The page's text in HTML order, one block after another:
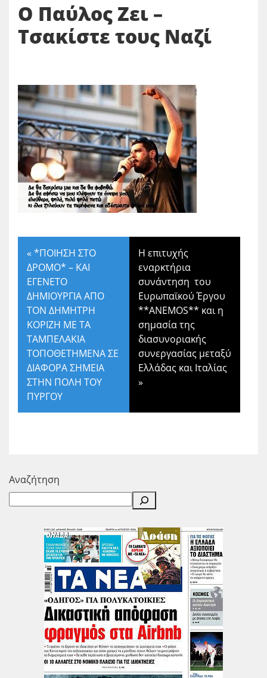
Ο Παύλος Ζει –
Τσακίστε τους Ναζί
« *ΠΟΙΗΣΗ ΣΤΟ
ΔΡΟΜΟ* – ΚΑΙ
ΕΓΕΝΕΤΟ
ΔΗΜΙΟΥΡΓΙΑ ΑΠΟ
ΤΟΝ ΔΗΜΗΤΡΗ
ΚΟΡΙΖΗ ΜΕ ΤΑ
ΤΑΜΠΕΛΑΚΙΑ
ΤΟΠΟΘΕΤΗΜΕΝΑ ΣΕ
ΔΙΑΦΟΡΑ ΣΗΜΕΙΑ
ΣΤΗΝ ΠΟΛΗ ΤΟΥ
ΠΥΡΓΟΥ
Η επιτυχής
εναρκτήρια
συνάντηση του
Ευρωπαϊκού Έργου
**ANEMOS** και η
σημασία της
διασυνοριακής
συνεργασίας μεταξύ
Ελλάδας και Ιταλίας
»
Αναζήτηση